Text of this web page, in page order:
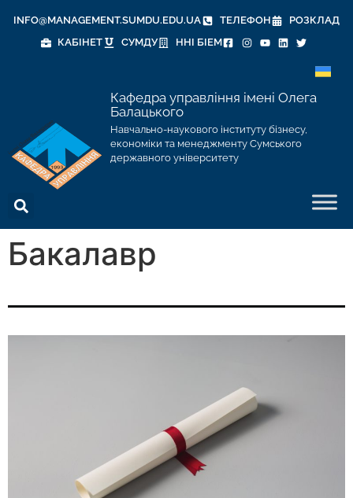
INFO@MANAGEMENT.SUMDU.EDU.UA ТЕЛЕФОН
РОЗКЛАД
КАБІНЕТ
СУМДУ ННІ БІЕМ
Кафедра управління імені Олега
Балацького
Навчально-наукового інституту бізнесу,
економіки та менеджменту Сумського
державного університету
Бакалавр